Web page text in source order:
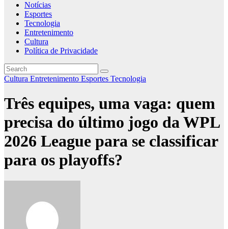
Notícias
Esportes
Tecnologia
Entretenimento
Cultura
Política de Privacidade
Cultura Entretenimento Esportes Tecnologia
Três equipes, uma vaga: quem
precisa do último jogo da WPL
2026 League para se classificar
para os playoffs?